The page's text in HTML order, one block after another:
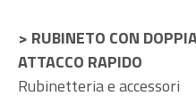
> RUBINETO CON
ATTACCO RAPIDO
Rubinetteria e accessori